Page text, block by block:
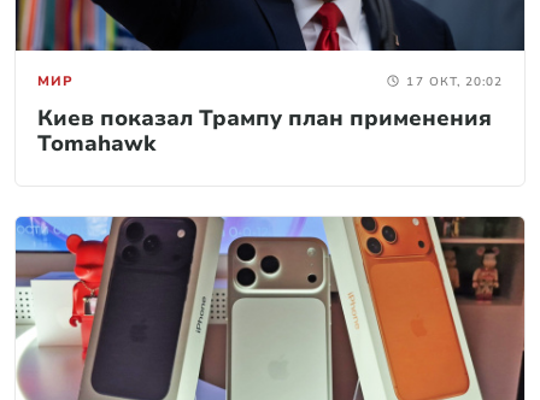
МИР 17 ОКТ, 20:02
Киев показал Трампу план применения
Tomahawk